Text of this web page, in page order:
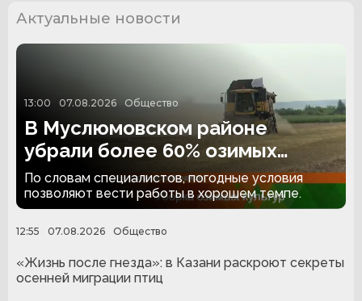
Актуальные новости
13:00 07.08.2026 Общество
В Муслюмовском районе
убрали более 60% озимых
культур
По словам специалистов, погодные условия
позволяют вести работы в хорошем темпе.
12:55 07.08.2026 Общество
«Жизнь после гнезда»: в Казани раскроют секреты
осенней миграции птиц